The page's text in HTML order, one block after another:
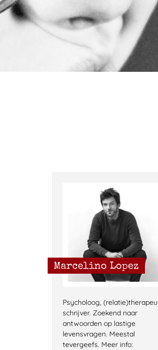
Marcelino Lopez
Psycholoog,
schrijver. Zoekend naar
antwoorden op lastige
levensvragen. Meestal
tevergeefs. Meer info: